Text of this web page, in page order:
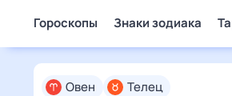
Гороскопы Знаки зодиака
Овен
Телец